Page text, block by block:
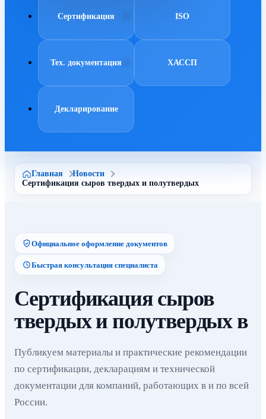
Сертификация ISO
Тех. документация ХАССП
Декларирование
Главная
Новости
Сертификация сыров твердых и полутвердых
Официальное оформление документов
Быстрая консультация специалиста
Сертификация сыров
твердых и полутвердых в
Публикуем материалы и практические рекомендации
по сертификации, декларациям и технической
документации для компаний, работающих в и по всей
России.